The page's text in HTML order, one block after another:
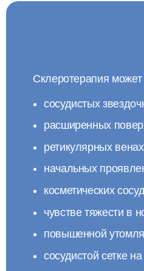
Склеротерапия может
сосудистых
расширенных
ретикулярных
начальных
косметических
чувстве тяжести в
повышенной
сосудистой сетке